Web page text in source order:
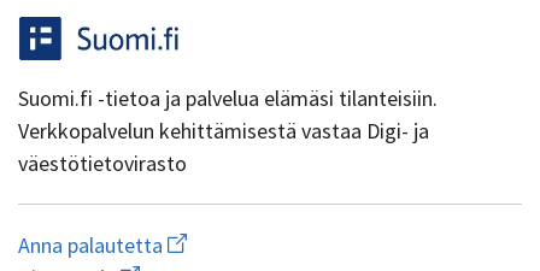
Suomi.fi -tietoa ja palvelua elämäsi tilanteisiin.
Verkkopalvelun kehittämisestä vastaa Digi- ja
väestötietovirasto
Anna palautetta Aloita
uuden